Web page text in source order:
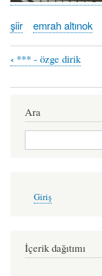
şiir emrah altınok
Book
traversal
links
for
ateş
emrah
‹ *** - özge dirik
Ara
Ara
account
Giriş
İçerik dağıtımı